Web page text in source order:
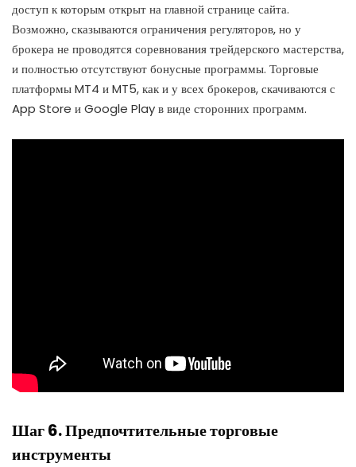
доступ к которым открыт на главной странице сайта.
Возможно, сказываются ограничения регуляторов, но у
брокера не проводятся соревнования трейдерского мастерства,
и полностью отсутствуют бонусные программы. Торговые
платформы MT4 и MT5, как и у всех брокеров, скачиваются с
App Store и Google Play в виде сторонних программ.
Шаг 6. Предпочтительные торговые
инструменты